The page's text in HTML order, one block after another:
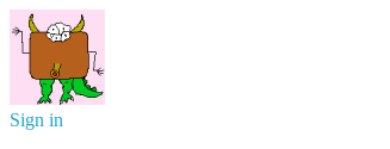
Sign in